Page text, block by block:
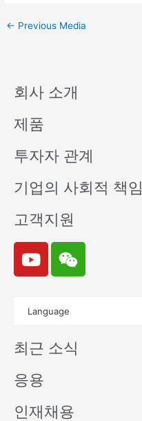
← Previous Media
회사 소개
제품
투자자 관계
기업의 사회적 책임
고객지원
Y
o
u
e
W
e
i
n
Language
최근 소식
응용
인재채용